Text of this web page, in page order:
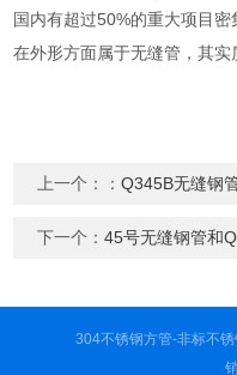
国内有超过50%的重大项目
在外形方面属于无缝管，其实
上一个：：Q345B无缝钢
下一个：45号无缝钢管和
304不锈钢方管-非标不